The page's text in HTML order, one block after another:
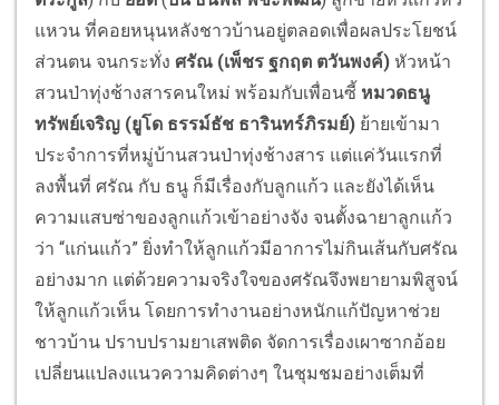
แหวน ที่คอยหนุนหลังชาวบ้านอยู่ตลอดเพื่อผลประโยชน์
ส่วนตน จนกระทั่ง ศรัณ (เพ็ชร ฐกฤต ตวันพงค์) หัวหน้า
สวนป่าทุ่งช้างสารคนใหม่ พร้อมกับเพื่อนซี้ หมวดธนู
ทรัพย์เจริญ (ยูโด ธรรม์ธัช ธารินทร์ภิรมย์) ย้ายเข้ามา
ประจำการที่หมู่บ้านสวนป่าทุ่งช้างสาร แต่แค่วันแรกที่
ลงพื้นที่ ศรัณ กับ ธนู ก็มีเรื่องกับลูกแก้ว และยังได้เห็น
ความแสบซ่าของลูกแก้วเข้าอย่างจัง จนตั้งฉายาลูกแก้ว
ว่า “แก่นแก้ว” ยิ่งทำให้ลูกแก้วมีอาการไม่กินเส้นกับศรัณ
อย่างมาก แต่ด้วยความจริงใจของศรัณจึงพยายามพิสูจน์
ให้ลูกแก้วเห็น โดยการทำงานอย่างหนักแก้ปัญหาช่วย
ชาวบ้าน ปราบปรามยาเสพติด จัดการเรื่องเผาซากอ้อย
เปลี่ยนแปลงแนวความคิดต่างๆ ในชุมชมอย่างเต็มที่